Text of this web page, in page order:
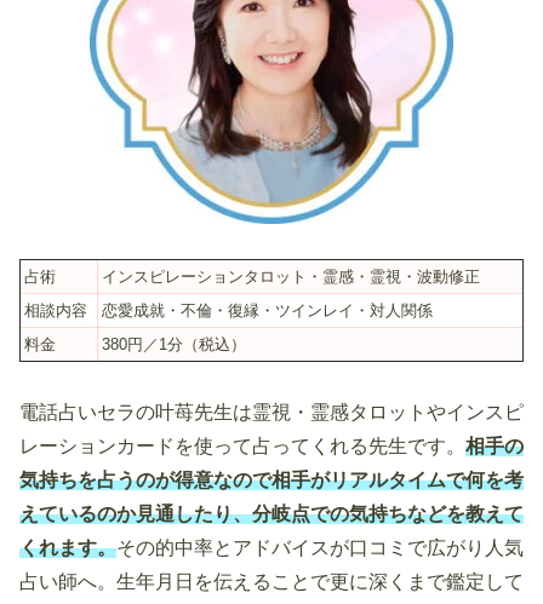
占術
インスピレーションタロット・霊感・霊視・波動修正
相談内容
恋愛成就・不倫・復縁・ツインレイ・対人関係
料金
380円／1分（税込）
電話占いセラの叶苺先生は霊視・霊感タロットやインスピ
レーションカードを使って占ってくれる先生です。 相手の
気持ちを占うのが得意なので相手がリアルタイムで何を考
えているのか見通したり、分岐点での気持ちなどを教えて
くれます。その的中率とアドバイスが口コミで広がり人気
占い師へ。生年月日を伝えることで更に深くまで鑑定して